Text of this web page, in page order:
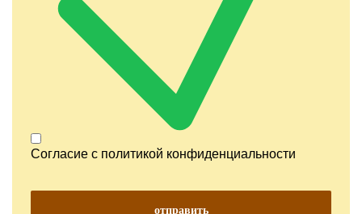
Согласие с политикой конфиденциальности
отправить